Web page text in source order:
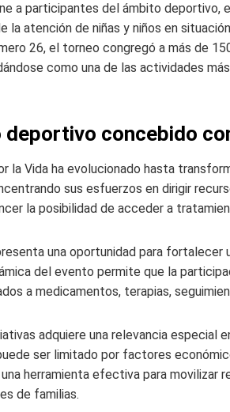
a participantes del ámbito deportivo,
la atención de niñas y niños en
26, el torneo congregó a más de
como una de las actividades
deportivo concebido
la Vida ha evolucionado hasta
sus esfuerzos en dirigir
la posibilidad de acceder a
una oportunidad para
del evento permite que la
a medicamentos, terapias,
adquiere una relevancia
ser limitado por factores
herramienta efectiva para movilizar
de familias.